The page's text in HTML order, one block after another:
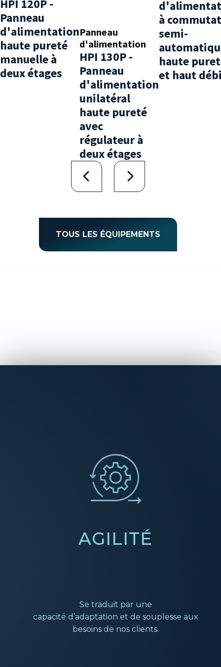
HPI 120P -
Panneau
d'alimentation
haute pureté
manuelle à
deux étages
Panneau
d'alimentation
HPI 130P -
Panneau
d'alimentation
unilatéral
haute pureté
avec
régulateur à
deux étages
à
semi-
haute
et haut
TOUS LES ÉQUIPEMENTS
AGILITÉ
Se traduit par une
capacité d’adaptation et de souplesse aux
besoins de nos clients.